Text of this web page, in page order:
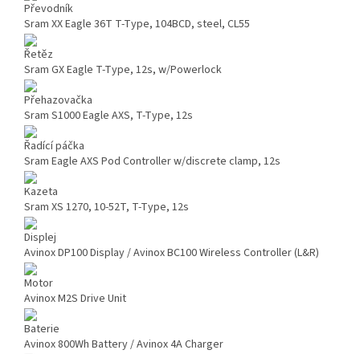
Převodník
Sram XX Eagle 36T T-Type, 104BCD, steel, CL55
Řetěz
Sram GX Eagle T-Type, 12s, w/Powerlock
Přehazovačka
Sram S1000 Eagle AXS, T-Type, 12s
Řadící páčka
Sram Eagle AXS Pod Controller w/discrete clamp, 12s
Kazeta
Sram XS 1270, 10-52T, T-Type, 12s
Displej
Avinox DP100 Display / Avinox BC100 Wireless Controller (L&R)
Motor
Avinox M2S Drive Unit
Baterie
Avinox 800Wh Battery / Avinox 4A Charger